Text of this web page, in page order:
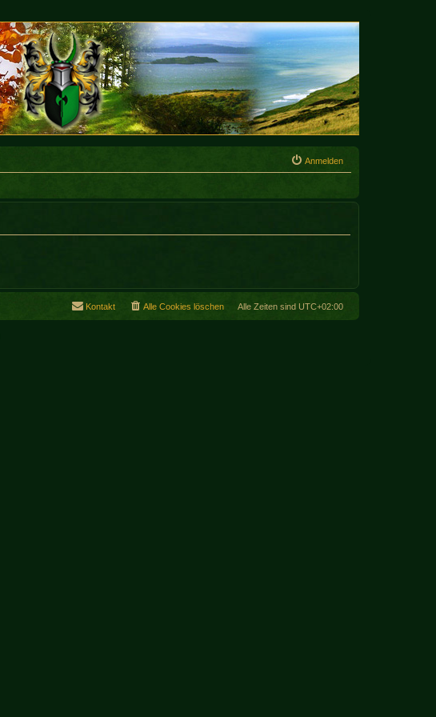
Anmelden
Alle Zeiten sind UTC+02:00
Alle Cookies löschen
Kontakt